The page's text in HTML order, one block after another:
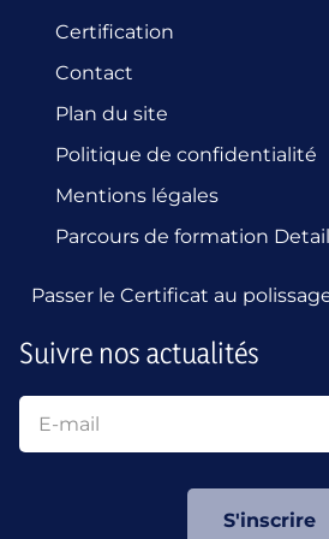
Certification
Contact
Plan du site
Politique de confidentialité
Mentions légales
Parcours de formation
Passer le Certificat au
Suivre nos actualités
S'inscrire